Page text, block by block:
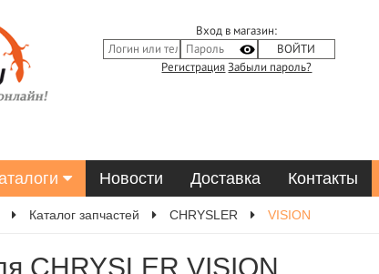
Вход в магазин:
Регистрация Забыли пароль?
Новости Доставка Контакты
Каталог запчастей CHRYSLER VISION
CHRYSLER VISION